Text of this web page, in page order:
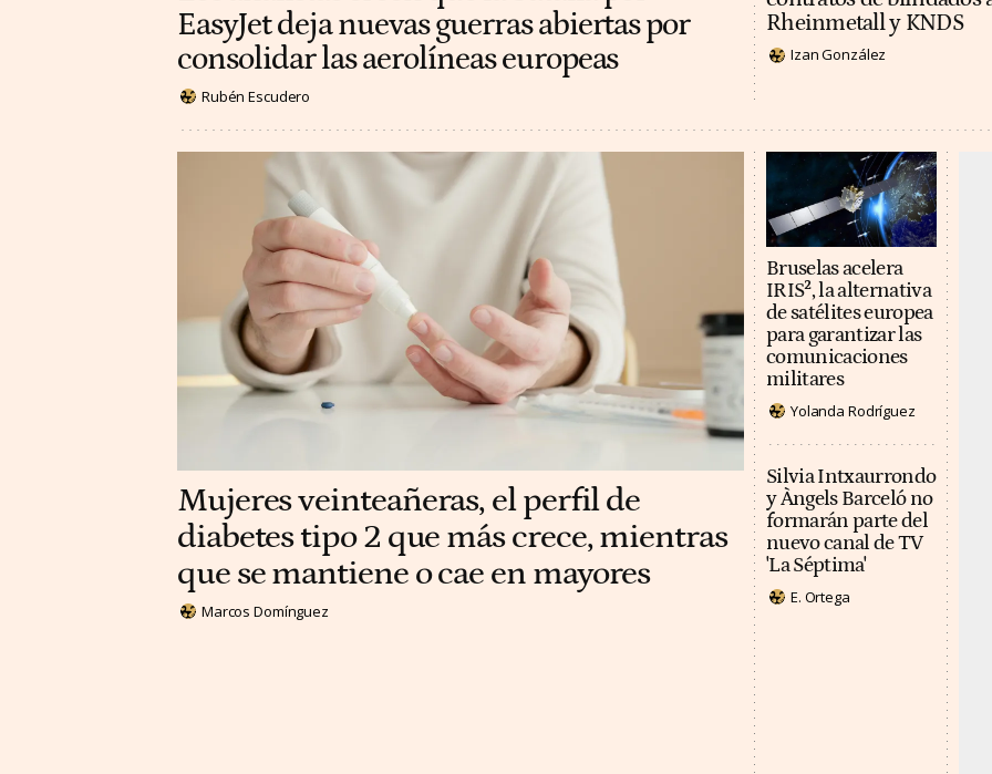
EasyJet deja nuevas guerras abiertas por
consolidar las aerolíneas europeas
Rubén Escudero
Rheinmetall y KNDS
Izan González
Mujeres veinteañeras, el perfil de
diabetes tipo 2 que más crece, mientras
que se mantiene o cae en mayores
Marcos Domínguez
Bruselas acelera
IRIS², la alternativa
de satélites europea
para garantizar las
comunicaciones
militares
Yolanda Rodríguez
Silvia Intxaurrondo
y Àngels Barceló no
formarán parte del
nuevo canal de TV
'La Séptima'
E. Ortega